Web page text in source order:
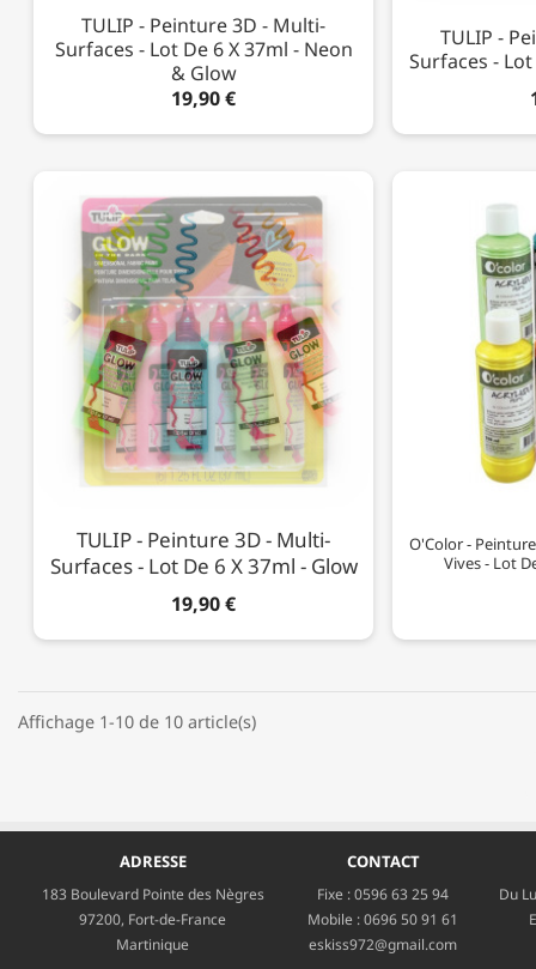
TULIP - Peinture 3D - Multi-
Surfaces - Lot De 6 X 37ml - Neon
& Glow
19,90 €
TULIP -
Surfaces -
TULIP - Peinture 3D - Multi-
Surfaces - Lot De 6 X 37ml - Glow
19,90 €
O'Color -
Vives - Lot
Affichage 1-10 de 10 article(s)
ADRESSE
183 Boulevard Pointe des Nègres
97200, Fort-de-France
Martinique
CONTACT
Fixe :0596 63 25 94
Mobile :0696 50 91 61
eskiss972@gmail.com
Du